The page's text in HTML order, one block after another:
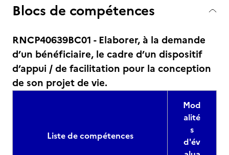
Blocs de compétences
RNCP40639BC01 - Elaborer, à la demande
d’un bénéficiaire, le cadre d’un dispositif
d’appui / de facilitation pour la conception
de son projet de vie.
Liste de compétences
Mod
alité
s
d'év